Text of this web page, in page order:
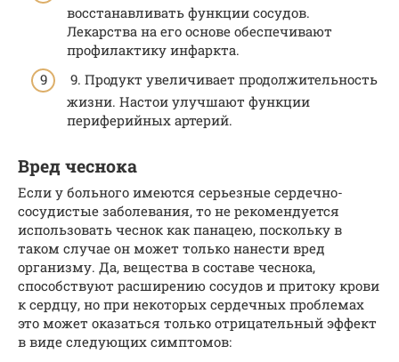
восстанавливать функции сосудов.
Лекарства на его основе обеспечивают
профилактику инфаркта.
9. Продукт увеличивает продолжительность
жизни. Настои улучшают функции
периферийных артерий.
Вред чеснока
Если у больного имеются серьезные сердечно-
сосудистые заболевания, то не рекомендуется
использовать чеснок как панацею, поскольку в
таком случае он может только нанести вред
организму. Да, вещества в составе чеснока,
способствуют расширению сосудов и притоку крови
к сердцу, но при некоторых сердечных проблемах
это может оказаться только отрицательный эффект
в виде следующих симптомов: